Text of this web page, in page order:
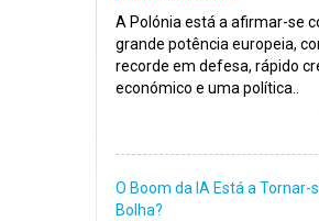
A Polónia está a afirmar-se
grande potência europeia,
recorde em defesa, rápido
económico e uma política..
O Boom da IA Está a Tornar-
Bolha?